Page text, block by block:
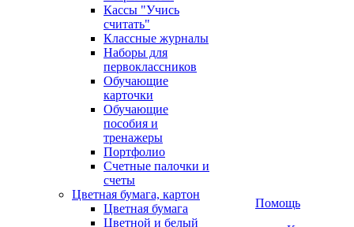
Кассы "Учись
считать"
Классные журналы
Наборы для
первоклассников
Обучающие
карточки
Обучающие
пособия и
тренажеры
Портфолио
Счетные палочки и
счеты
Цветная бумага, картон
Цветная бумага
Цветной и белый
Помощь